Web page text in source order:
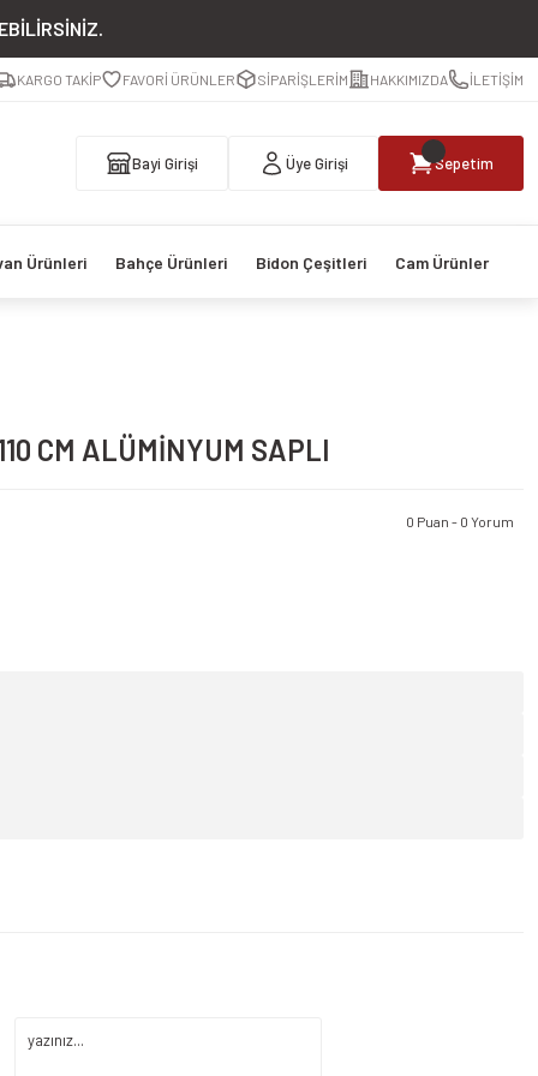
KARGO TAKİP FAVORİ ÜRÜNLER SİPARİŞLERİM HAKKIMIZDA İLETİŞİM
Bayi Girişi Üye Girişi Sepetim
Ürünleri Bahçe Ürünleri Bidon Çeşitleri Cam Ürünler
CM ALÜMİNYUM SAPLI
0 Puan - 0 Yorum